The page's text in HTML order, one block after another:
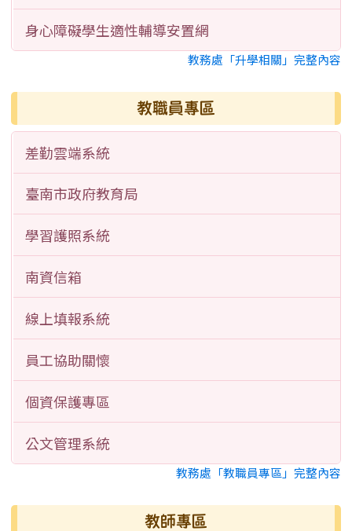
身心障礙學生適性輔導安置網
教務處「升學相關」完整內容
教職員專區
差勤雲端系統
臺南市政府教育局
學習護照系統
南資信箱
線上填報系統
員工協助關懷
個資保護專區
公文管理系統
教務處「教職員專區」完整內容
教師專區